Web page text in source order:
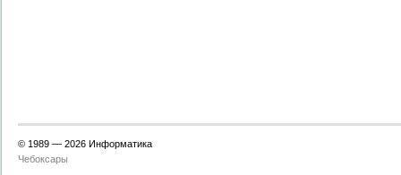
© 1989 — 2026 Информатика
Чебоксары